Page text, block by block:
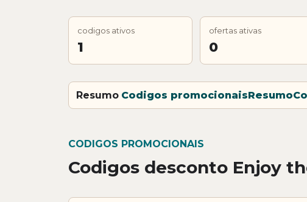
codigos ativos
1
ofertas ativas
0
Resumo Codigos promocionaisResumo
CODIGOS PROMOCIONAIS
Codigos desconto Enjoy